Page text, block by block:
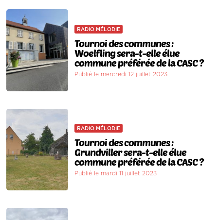
RADIO MÉLODIE
Tournoi des communes :
Woelfling sera-t-elle élue
commune préférée de la CASC ?
Publié le mercredi 12 juillet 2023
RADIO MÉLODIE
Tournoi des communes :
Grundviller sera-t-elle élue
commune préférée de la CASC ?
Publié le mardi 11 juillet 2023